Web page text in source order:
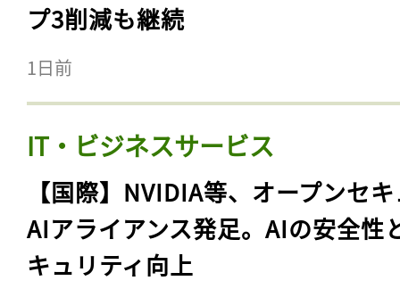
プ3削減も継続
1日前
IT・ビジネスサービス
【国際】NVIDIA等、オープンセ
AIアライアンス発足。AIの安全性
キュリティ向上